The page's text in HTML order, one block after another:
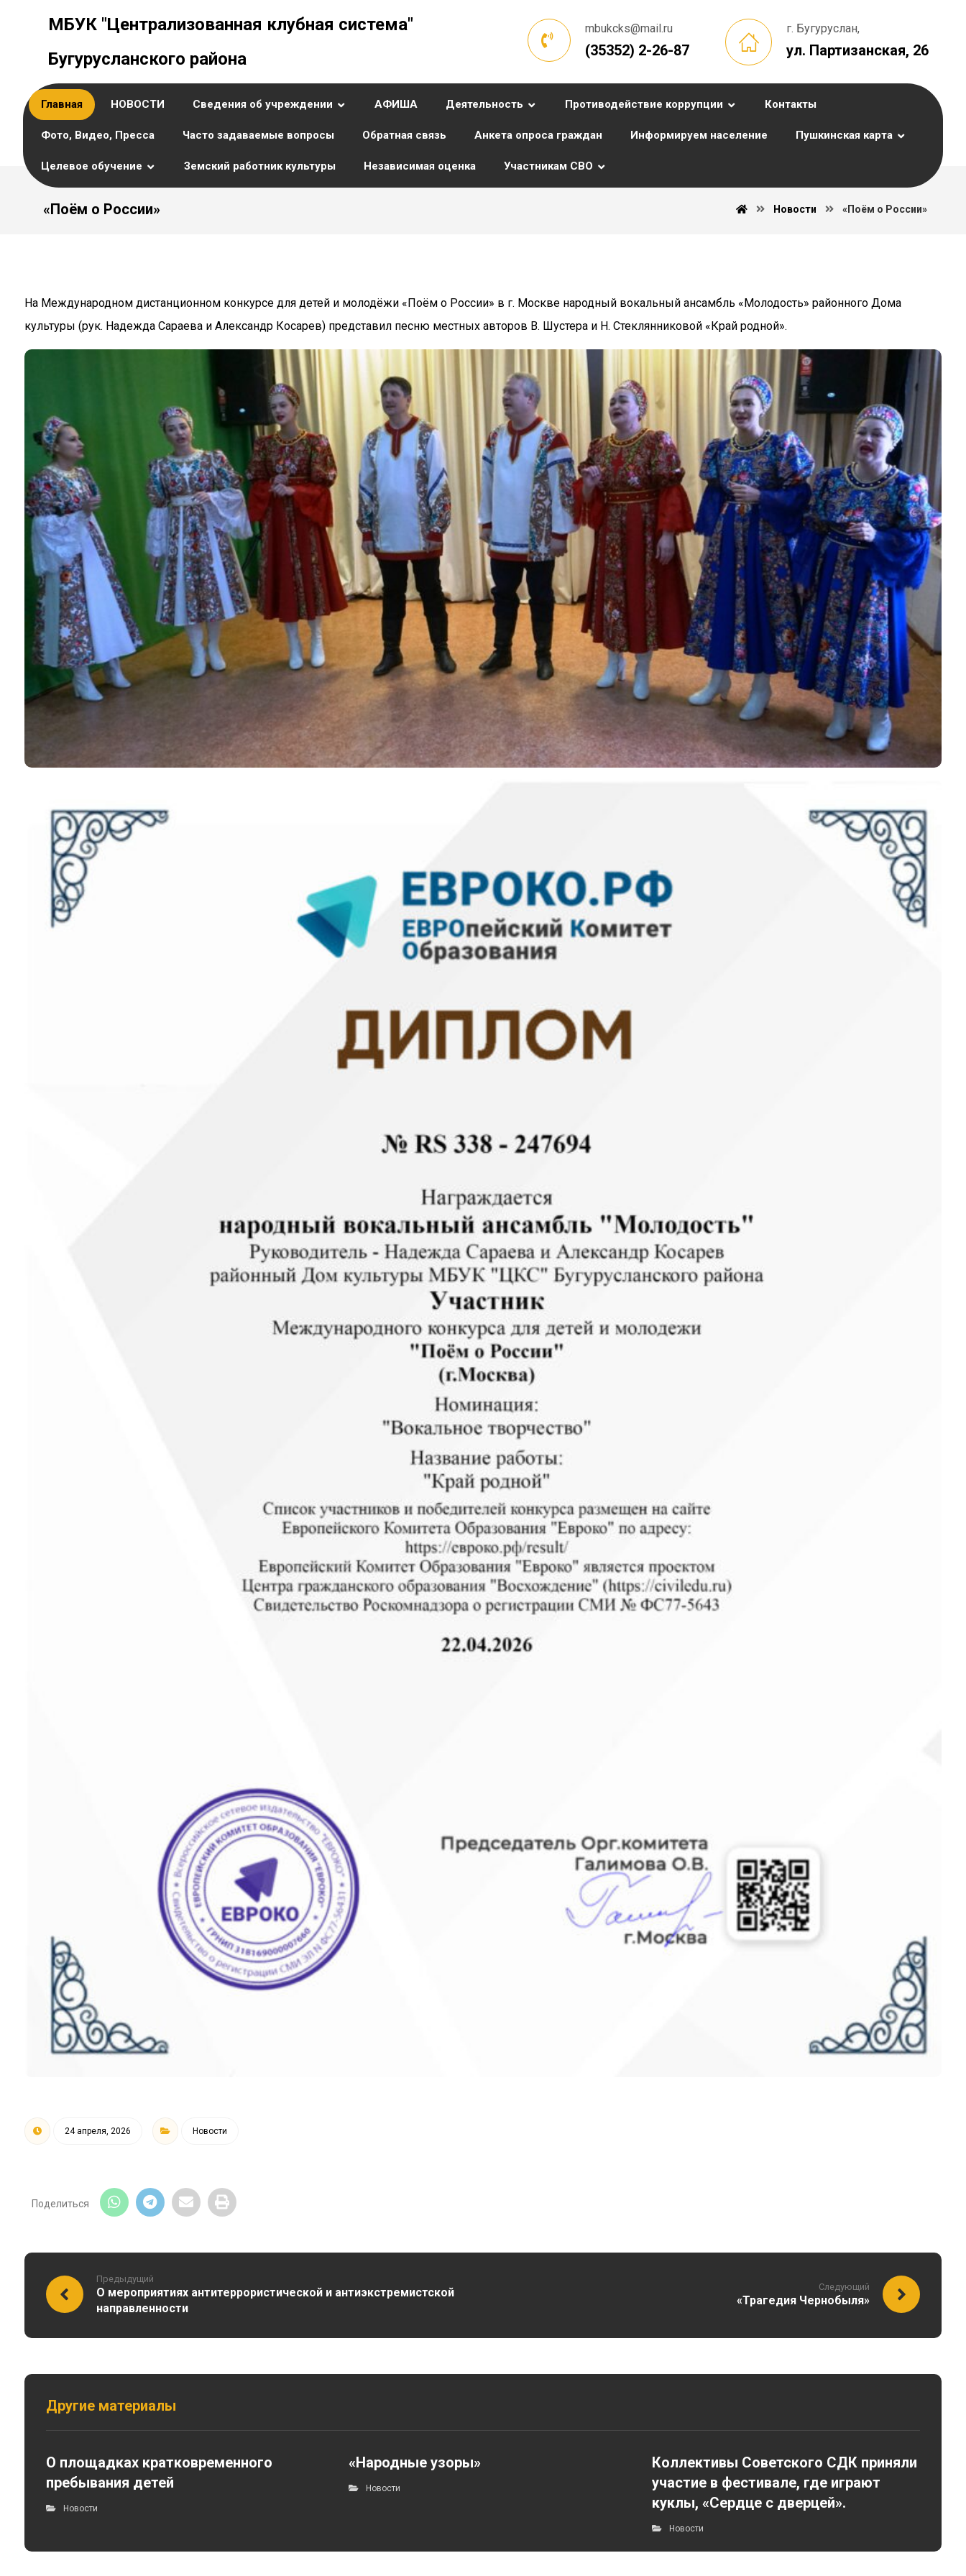
МБУК "Централизованная клубная система"
Бугурусланского района
г. Бугуруслан,
ул. Партизанская, 26
mbukcks@mail.ru
(35352) 2-26-87
Главная НОВОСТИ Сведения об учреждении АФИША Деятельность Противодействие коррупции Контакты
Фото, Видео, Пресса Часто задаваемые вопросы Обратная связь Анкета опроса граждан Информируем население Пушкинская карта
Целевое обучение Земский работник культуры Независимая оценка Участникам СВО
«Поём о России» Новости «Поём о России»
На Международном дистанционном конкурсе для детей и молодёжи «Поём о России» в г. Москве народный вокальный ансамбль «Молодость» районного Дома
культуры (рук. Надежда Сараева и Александр Косарев) представил песню местных авторов В. Шустера и Н. Стеклянниковой «Край родной».
24 апреля, 2026 Новости
Предыдущий
О мероприятиях антитеррористической и антиэкстремистской
направленности
Следующий
«Трагедия Чернобыля»
Другие материалы
О площадках кратковременного
пребывания детей
Новости
«Народные узоры»
Новости
Коллективы Советского СДК приняли
участие в фестивале, где играют
куклы, «Сердце с дверцей».
Новости